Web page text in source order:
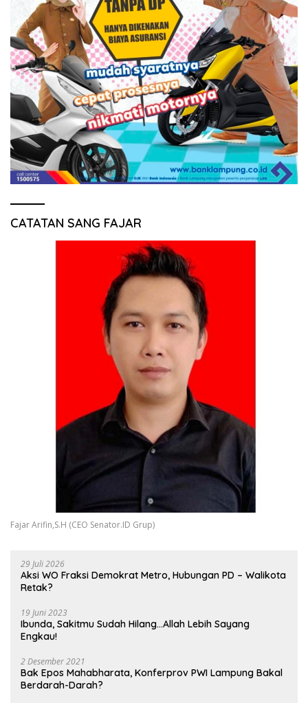
CATATAN SANG FAJAR
Fajar Arifin,S.H (CEO Senator.ID Grup)
29 Juli 2026
Aksi WO Fraksi Demokrat Metro, Hubungan PD – Walikota
Retak?
19 Juni 2023
Ibunda, Sakitmu Sudah Hilang…Allah Lebih Sayang
Engkau!
2 Desember 2021
Bak Epos Mahabharata, Konferprov PWI Lampung Bakal
Berdarah-Darah?